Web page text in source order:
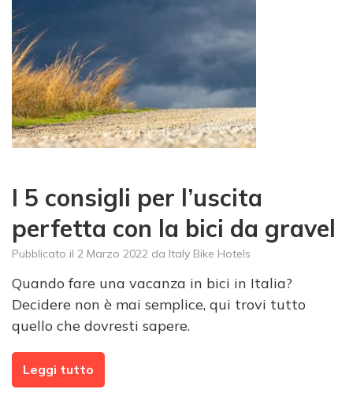
I 5 consigli per l’uscita
perfetta con la bici da gravel
Pubblicato il 2 Marzo 2022 da Italy Bike Hotels
Quando fare una vacanza in bici in Italia?
Decidere non è mai semplice, qui trovi tutto
quello che dovresti sapere.
Leggi tutto